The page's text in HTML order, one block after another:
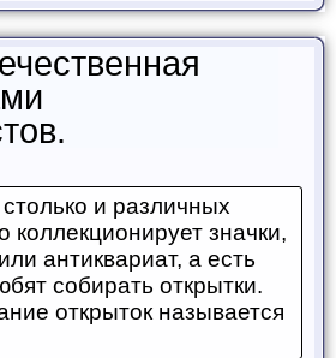
и различных
коллекционирует значки,
антиквариат, а есть
собирать открытки.
открыток называется